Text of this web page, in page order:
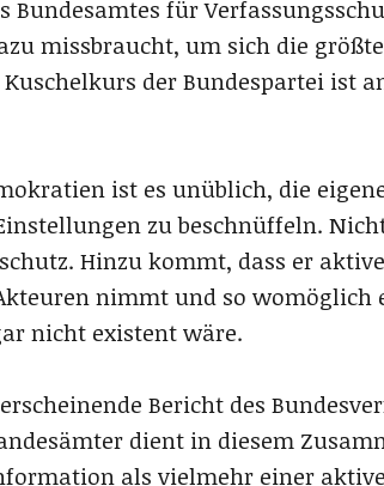
Bundesamtes für
missbraucht, um sich die
der Bundespartei ist
ist es unüblich, die
zu beschnüffeln.
Hinzu kommt, dass er
nimmt und so
nicht existent wäre.
Bericht des
dient in diesem
als vielmehr einer